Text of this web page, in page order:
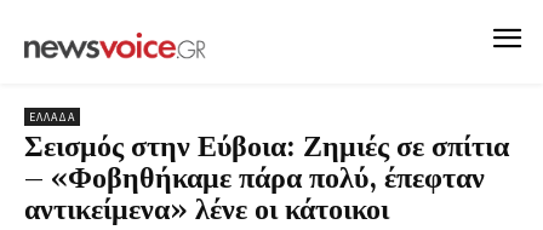
ΕΛΛΑΔΑ
Σεισμός στην Εύβοια: Ζημιές σε σπίτια
– «Φοβηθήκαμε πάρα πολύ, έπεφταν
αντικείμενα» λένε οι κάτοικοι